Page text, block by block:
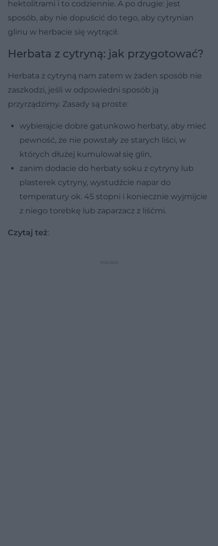
hektolitrami i to codziennie. A po drugie: jest
sposób, aby nie dopuścić do tego, aby cytrynian
glinu w herbacie się wytrącił.
Herbata z cytryną: jak przygotować?
Herbata z cytryną nam zatem w żaden sposób nie
zaszkodzi, jeśli w odpowiedni sposób ją
przyrządzimy. Zasady są proste:
wybierajcie dobre gatunkowo herbaty, aby mieć
pewność, że nie powstały ze starych liści, w
których dłużej kumulował się glin,
zanim dodacie do herbaty soku z cytryny lub
plasterek cytryny, wystudźcie napar do
temperatury ok. 45 stopni i koniecznie wyjmijcie
z niego torebkę lub zaparzacz z liśćmi.
Czytaj też: